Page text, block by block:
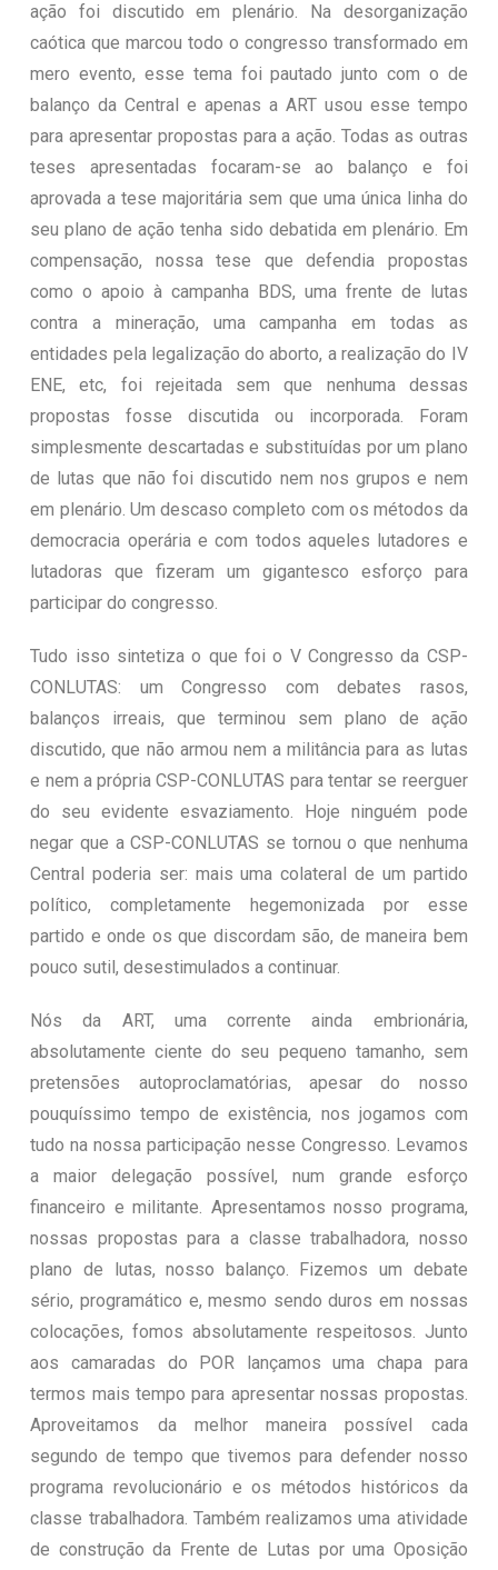
ação foi discutido em plenário. Na desorganização
caótica que marcou todo o congresso transformado em
mero evento, esse tema foi pautado junto com o de
balanço da Central e apenas a ART usou esse tempo
para apresentar propostas para a ação. Todas as outras
teses apresentadas focaram-se ao balanço e foi
aprovada a tese majoritária sem que uma única linha do
seu plano de ação tenha sido debatida em plenário. Em
compensação, nossa tese que defendia propostas
como o apoio à campanha BDS, uma frente de lutas
contra a mineração, uma campanha em todas as
entidades pela legalização do aborto, a realização do IV
ENE, etc, foi rejeitada sem que nenhuma dessas
propostas fosse discutida ou incorporada. Foram
simplesmente descartadas e substituídas por um plano
de lutas que não foi discutido nem nos grupos e nem
em plenário. Um descaso completo com os métodos da
democracia operária e com todos aqueles lutadores e
lutadoras que fizeram um gigantesco esforço para
participar do congresso.
Tudo isso sintetiza o que foi o V Congresso da CSP-
CONLUTAS: um Congresso com debates rasos,
balanços irreais, que terminou sem plano de ação
discutido, que não armou nem a militância para as lutas
e nem a própria CSP-CONLUTAS para tentar se reerguer
do seu evidente esvaziamento. Hoje ninguém pode
negar que a CSP-CONLUTAS se tornou o que nenhuma
Central poderia ser: mais uma colateral de um partido
político, completamente hegemonizada por esse
partido e onde os que discordam são, de maneira bem
pouco sutil, desestimulados a continuar.
Nós da ART, uma corrente ainda embrionária,
absolutamente ciente do seu pequeno tamanho, sem
pretensões autoproclamatórias, apesar do nosso
pouquíssimo tempo de existência, nos jogamos com
tudo na nossa participação nesse Congresso. Levamos
a maior delegação possível, num grande esforço
financeiro e militante. Apresentamos nosso programa,
nossas propostas para a classe trabalhadora, nosso
plano de lutas, nosso balanço. Fizemos um debate
sério, programático e, mesmo sendo duros em nossas
colocações, fomos absolutamente respeitosos. Junto
aos camaradas do POR lançamos uma chapa para
termos mais tempo para apresentar nossas propostas.
Aproveitamos da melhor maneira possível cada
segundo de tempo que tivemos para defender nosso
programa revolucionário e os métodos históricos da
classe trabalhadora. Também realizamos uma atividade
de construção da Frente de Lutas por uma Oposição